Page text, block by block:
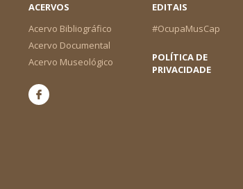
ACERVOS
Acervo Bibliográfico
Acervo Documental
Acervo Museológico
EDITAIS
#OcupaMusCap
POLÍTICA DE
PRIVACIDADE